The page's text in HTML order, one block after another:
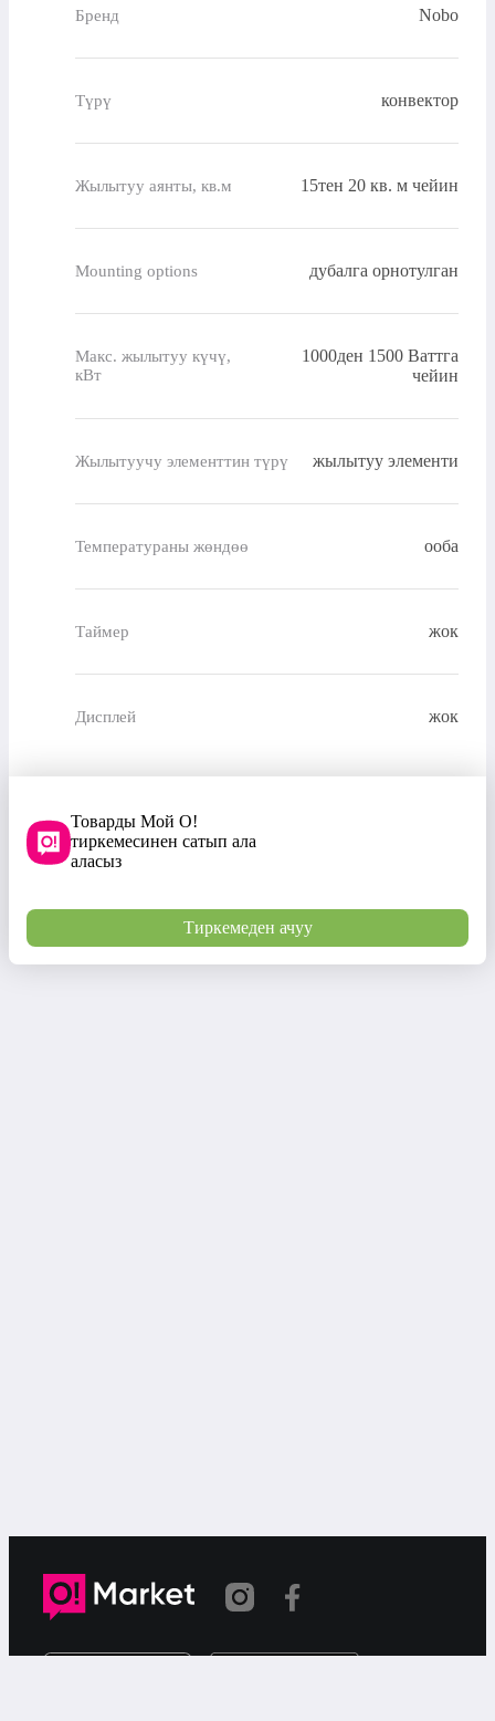
Бренд Nobo
Түрү конвектор
Жылытуу аянты, кв.м 15тен 20 кв. м чейин
Mounting options дубалга орнотулган
Макс. жылытуу күчү,
кВт
1000ден 1500 Ваттга
чейин
Жылытуучу элементтин түрү жылытуу элементи
Температураны жөндөө ооба
Таймер жок
Дисплей жок
Товарды Мой О!
тиркемесинен сатып ала
аласыз
Тиркемеден ачуу